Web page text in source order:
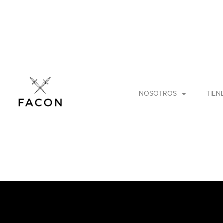
NOSOTROS